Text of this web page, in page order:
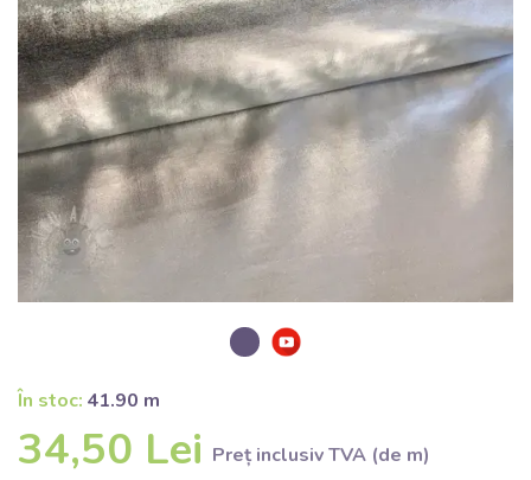
În stoc: 41.90 m
34,50 Lei Preț inclusiv TVA (de m)